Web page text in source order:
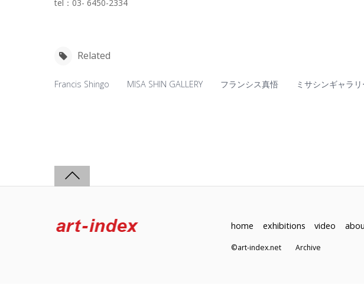
tel：03- 6450-2334
Related
Francis Shingo MISA SHIN GALLERY フランシス真悟 ミサシンギャラリ
home exhibitions video
©art-index.netArchive